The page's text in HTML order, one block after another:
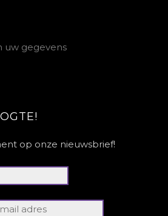
uw gegevens
op onze nieuwsbrief!